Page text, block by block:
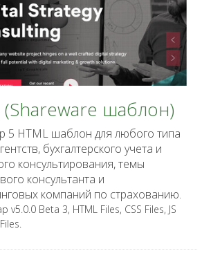
(Shareware шаблон)
5 HTML шаблон для любого типа
бухгалтерского учета и
консультирования, темы
консультанта и
компаний по страхованию.
v5.0.0 Beta 3, HTML Files, CSS Files, JS